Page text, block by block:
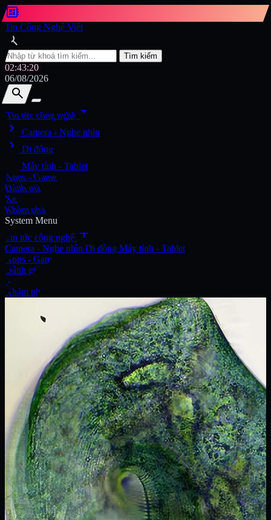
developer_board
Tin Công Nghệ Việt
search
Tìm kiếm
02:43:22
06/08/2026
search
search
Tin tức công nghệarrow_drop_down
chevron_right
Camera - Nghe nhìn
chevron_right Di động
Máy tính - Tablet
Apps - Game
Đánh giá
Xe
Khám phá
System Menu
Tin tức công nghệ add
Camera - Nghe nhìn Di động Máy tính - Tablet
Apps - Game
Đánh giá
Xe
Khám phá